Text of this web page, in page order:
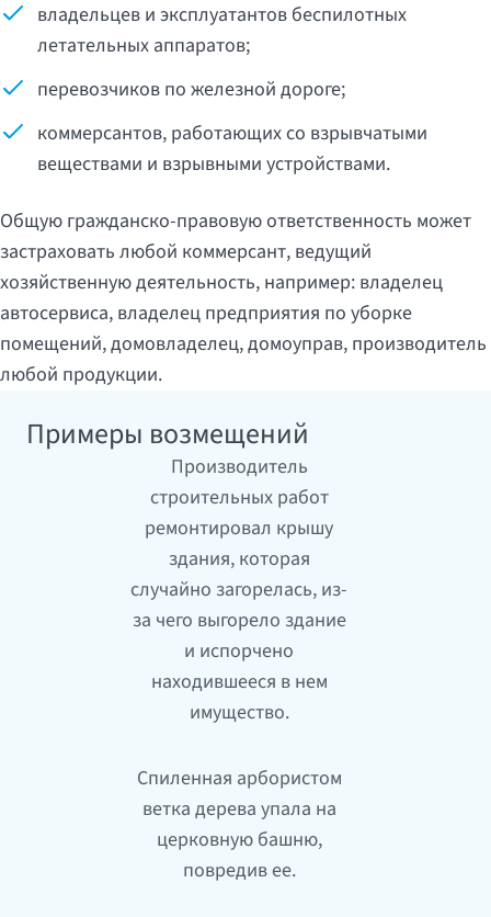
владельцев и эксплуатантов беспилотных
летательных аппаратов;
перевозчиков по железной дороге;
коммерсантов, работающих со взрывчатыми
веществами и взрывными устройствами.
Общую гражданско-правовую ответственность может
застраховать любой коммерсант, ведущий
хозяйственную деятельность, например: владелец
автосервиса, владелец предприятия по уборке
помещений, домовладелец, домоуправ, производитель
любой продукции.
Примеры возмещений
Производитель
строительных работ
ремонтировал крышу
здания, которая
случайно загорелась, из-
за чего выгорело здание
и испорчено
находившееся в нем
имущество.
Спиленная арбористом
ветка дерева упала на
церковную башню,
повредив ее.